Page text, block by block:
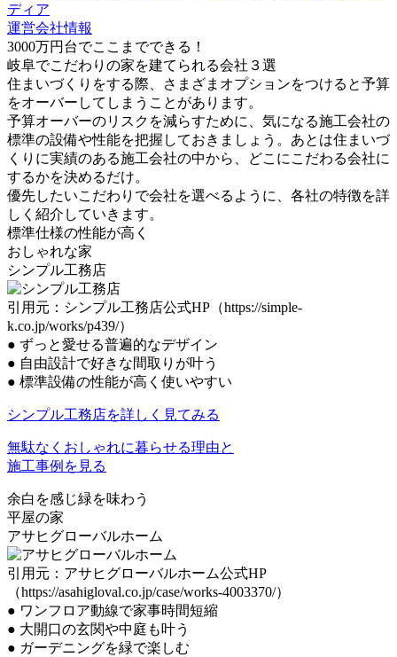
ディア
運営会社情報
3000万円台でここまでできる！
岐阜でこだわりの家を建てられる会社３選
住まいづくりをする際、さまざまオプションをつけると予算
をオーバーしてしまうことがあります。
予算オーバーのリスクを減らすために、 気になる施工会社の
標準の設備や性能を把握 しておきましょう。あとは住まいづ
くりに実績のある施工会社の中から、どこにこだわる会社に
するかを決めるだけ。
優先したいこだわりで会社を選べる ように、各社の特徴を詳
しく紹介していきます。
標準仕様の性能が高く
おしゃれな家
シンプル工務店
引用元：シンプル工務店公式HP（https://simple-
k.co.jp/works/p439/）
● ずっと愛せる普遍的なデザイン
● 自由設計で好きな間取りが叶う
● 標準設備の性能が高く使いやすい
シンプル工務店を詳しく見てみる
無駄なくおしゃれに暮らせる理由と
施工事例を見る
余白を感じ緑を味わう
平屋の家
アサヒグローバルホーム
引用元：アサヒグローバルホーム公式HP
（https://asahigloval.co.jp/case/works-4003370/）
● ワンフロア動線で家事時間短縮
● 大開口の玄関や中庭も叶う
● ガーデニングを緑で楽しむ